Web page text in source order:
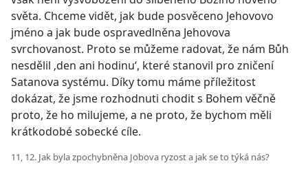
světa. Chceme vidět, jak bude posvěceno Jehovovo
jméno a jak bude ospravedlněna Jehovova
svrchovanost. Proto se můžeme radovat, že nám Bůh
nesdělil ‚den ani hodinu‘, které stanovil pro zničení
Satanova systému. Díky tomu máme příležitost
dokázat, že jsme rozhodnuti chodit s Bohem věčně
proto, že ho milujeme, a ne proto, že bychom měli
krátkodobé sobecké cíle.
11, 12. Jak byla zpochybněna Jobova ryzost a jak se to týká nás?